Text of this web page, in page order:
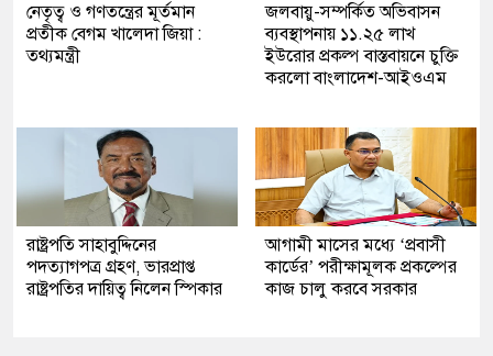
নেতৃত্ব ও গণতন্ত্রের মূর্তমান
প্রতীক বেগম খালেদা জিয়া :
তথ্যমন্ত্রী
জলবায়ু-সম্পর্কিত অভিবাসন
ব্যবস্থাপনায় ১১.২৫ লাখ
ইউরোর প্রকল্প বাস্তবায়নে চুক্তি
করলো বাংলাদেশ-আইওএম
রাষ্ট্রপতি সাহাবুদ্দিনের
পদত্যাগপত্র গ্রহণ, ভারপ্রাপ্ত
রাষ্ট্রপতির দায়িত্ব নিলেন স্পিকার
আগামী মাসের মধ্যে ‘প্রবাসী
কার্ডের’ পরীক্ষামূলক প্রকল্পের
কাজ চালু করবে সরকার